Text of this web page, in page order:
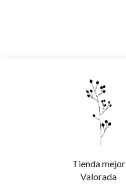
Tienda mejor
Valorada